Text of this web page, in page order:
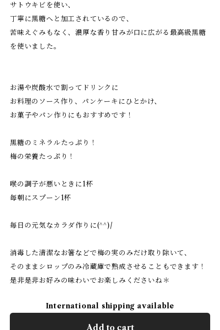
サトウキビを使い、
丁寧に黒糖へと加工されているので、
苦味えぐみもなく、濃厚な香り甘みが口に広がる最高級黒糖
を使いました。
お湯や炭酸水で割ってドリンクに
お料理のソース作り、パンケーキにひとかけ、
お菓子やパン作りにもおすすめです！
黒糖のミネラルたっぷり！
梅の栄養たっぷり！
喉の調子が悪いときに1杯
毎朝にスプーン1杯
毎日の元気なカラダ作りに(^^)/
消毒した清潔なお箸などで梅の実のみだけ取り除いて、
そのままシロップのみ冷蔵庫で熟成させることもできます！
是非是非お好みの味わいでお楽しみくださいね＊
International shipping available
Add to cart